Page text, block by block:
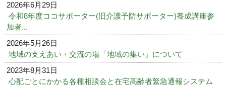
2026年6月29日
令和8年度ココサポーター(旧介護予防サポーター)養成講座参
加者...
2026年5月26日
地域の支えあい・交流の場「地域の集い」について
2023年8月31日
心配ごとにかかる各種相談会と在宅高齢者緊急通報システム